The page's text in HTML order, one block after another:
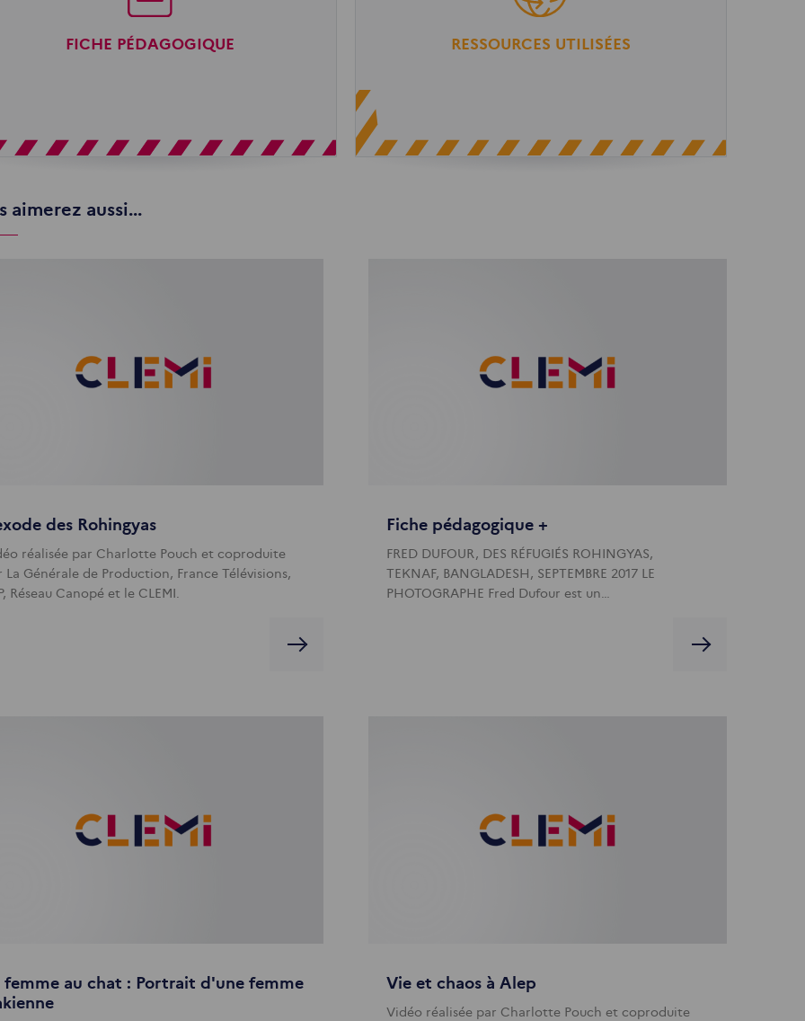
FICHE PÉDAGOGIQUE RESSOURCES UTILISÉES
aimerez aussi...
des Rohingyas
réalisée par Charlotte Pouch et coproduite
La Générale de Production, France Télévisions,
Réseau Canopé et le CLEMI.
Fiche pédagogique +
FRED DUFOUR, DES RÉFUGIÉS ROHINGYAS,
TEKNAF, BANGLADESH, SEPTEMBRE 2017 LE
PHOTOGRAPHE Fred Dufour est un…
femme au chat : Portrait d'une femme
Vie et chaos à Alep
Vidéo réalisée par Charlotte Pouch et coproduite